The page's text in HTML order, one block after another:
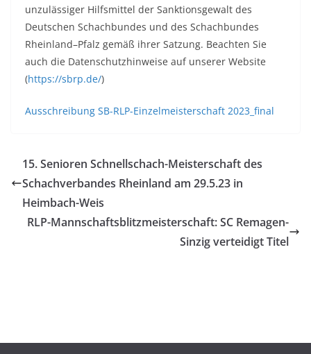
unzulässiger Hilfsmittel der Sanktionsgewalt des
Deutschen Schachbundes und des Schachbundes
Rheinland–Pfalz gemäß ihrer Satzung. Beachten Sie
auch die Datenschutzhinweise auf unserer Website
(https://sbrp.de/)
Ausschreibung SB-RLP-Einzelmeisterschaft 2023_final
15. Senioren Schnellschach-Meisterschaft des
Schachverbandes Rheinland am 29.5.23 in
Heimbach-Weis
RLP-Mannschaftsblitzmeisterschaft: SC Remagen-
Sinzig verteidigt Titel